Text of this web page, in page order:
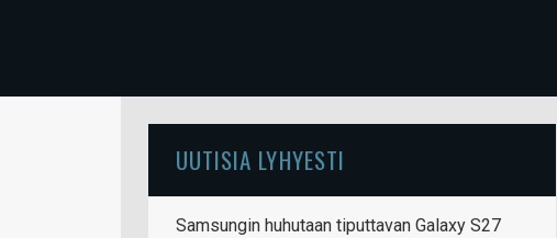
UUTISIA LYHYESTI
Samsungin huhutaan tiputtavan Galaxy S27